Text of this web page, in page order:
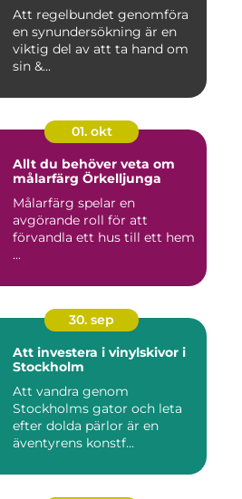
Att regelbundet genomföra
en synundersökning är en
viktig del av att ta hand om
sin &...
01. okt
Allt du behöver veta om
målarfärg Örkelljunga
Målarfärg spelar en
avgörande roll för att
förvandla ett hus till ett hem
...
30. sep
Att investera i vinylskivor i
Stockholm
Att vandra genom
Stockholms gator och leta
efter dolda pärlor är en
äventyrens konstf...